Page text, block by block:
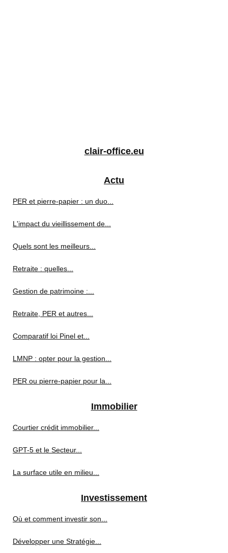
clair-office.eu
Actu
PER et pierre-papier : un duo...
L'impact du vieillissement de...
Quels sont les meilleurs...
Retraite : quelles...
Gestion de patrimoine :...
Retraite, PER et autres...
Comparatif loi Pinel et...
LMNP : opter pour la gestion...
PER ou pierre-papier pour la...
Immobilier
Courtier crédit immobilier...
GPT-5 et le Secteur...
La surface utile en milieu...
Investissement
Où et comment investir son...
Développer une Stratégie...